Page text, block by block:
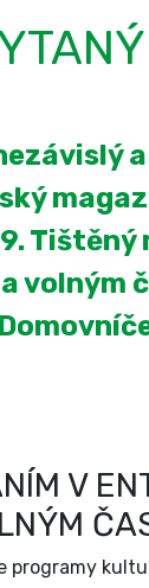
Tištěný
volným
V
programy